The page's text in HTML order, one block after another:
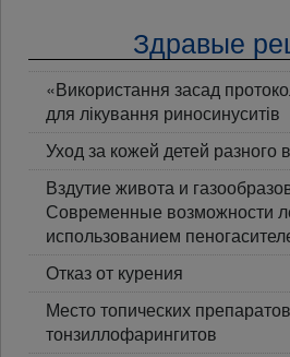
Здравые
«Використання засад
для лікування риносинуситів
Уход за кожей детей разного
Вздутие живота и
Современные возможности
использованием
Отказ от курения
Место топических
тонзиллофарингитов